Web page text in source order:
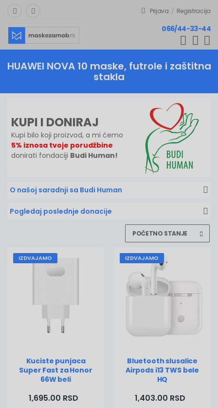
Prijava / Registracija
066/44-33-44
HUAWEI NOVA 10 maske, futrole i zaštitna
stakla
KUPI I DONIRAJ
Kupi bilo koji proizvod, a mi ćemo
5% iznosa tvoje porudžbine
donirati fondaciji Budi Human!
O našoj saradnji sa Budi Human
Pogledaj poslednje donacije
IZDVAJAMO
Kuciste punjaca
Super Fast za Honor
66W beli
1,695.00 RSD
IZDVAJAMO
Bluetooth slusalice
Airpods i13 TWS bele
HQ
1,403.00 RSD